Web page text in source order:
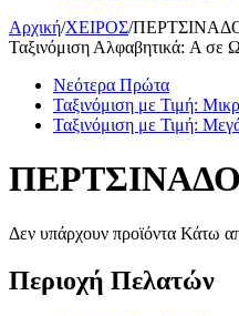
Αρχική/ΧΕΙΡΟΣ/
Ταξινόμιση Αλφαβητικά: A σε Ω
Νεότερα Πρώτα
Ταξινόμιση με Τιμή:
Ταξινόμιση με Τιμή:
Δεν υπάρχουν προϊόντα Κάτω
Περιοχή Πελατών